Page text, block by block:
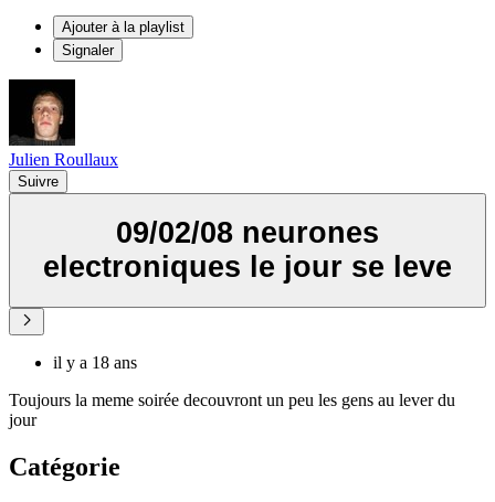
Ajouter à la playlist
Signaler
Julien Roullaux
Suivre
09/02/08 neurones
electroniques le jour se leve
il y a 18 ans
Toujours la meme soirée decouvront un peu les gens au lever du
jour
Catégorie